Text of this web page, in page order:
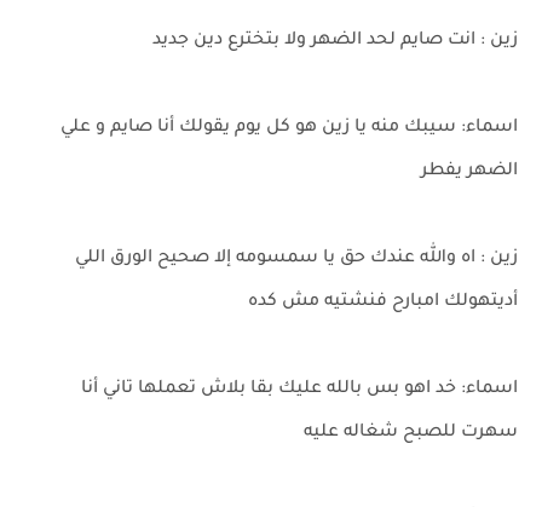
زين : انت صايم لحد الضهر ولا بتخترع دين جديد
اسماء: سيبك منه يا زين هو كل يوم يقولك أنا صايم و علي
الضهر يفطر
زين : اه والله عندك حق يا سمسومه إلا صحيح الورق اللي
أديتهولك امبارح فنشتيه مش كده
اسماء: خد اهو بس بالله عليك بقا بلاش تعملها تاني أنا
سهرت للصبح شغاله عليه